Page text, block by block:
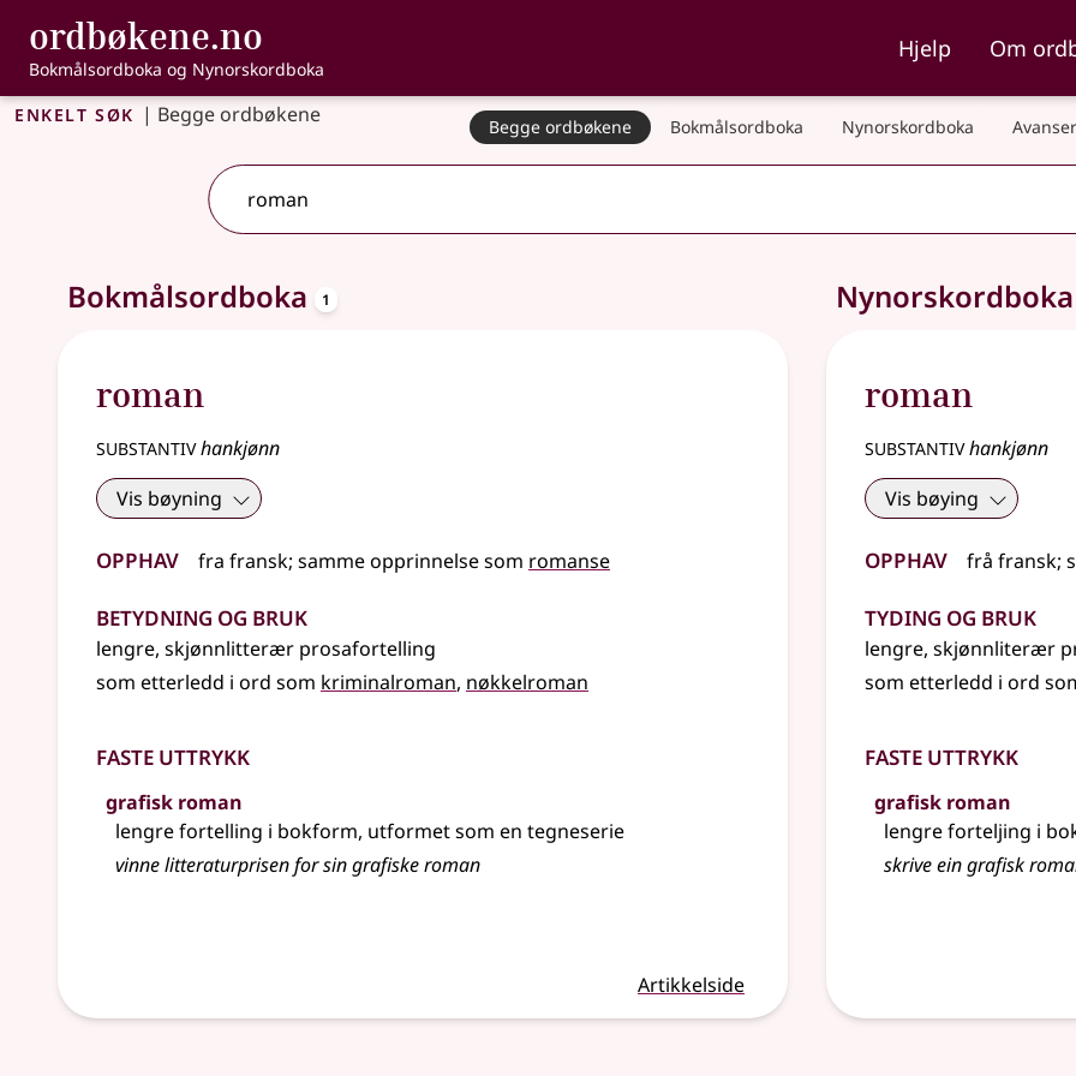
Gå til hovedinnhold
Tilgjengelighet
ordbøkene.no , Bokmålsordboka og Nynorskordboka
Bokmålsordboka og Nynorskordboka
Hjelp Om
Enkelt søk | Begge ordbøkene Begge ordbøkene Bokmålsordboka Nynorskordboka
Bokmålsordboka 1
roman
substantivhankjønn
Vis bøyning
Opphav fra fransk; samme opprinnelse som romanse
Betydning og bruk
lengre, skjønnlitterær prosafortelling
som etterledd i ord som kriminalroman nøkkelroman
Faste uttrykk
grafisk roman
lengre fortelling i bokform, utformet som en tegneserie
vinne litteraturprisen for sin grafiske roman
Artikkelside
Nynorskordboka
roman
substantivhankjønn
Vis bøying
Opphav frå fransk;
Tyding og bruk
lengre, skjønnliterær
som etterledd i ord
Faste uttrykk
grafisk roman
lengre forteljing i
skrive ein grafisk